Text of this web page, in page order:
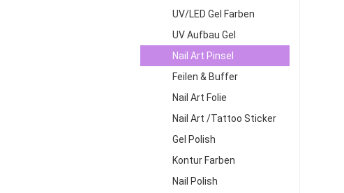
UV/LED Gel Farben
UV Aufbau Gel
Nail Art Pinsel
Feilen & Buffer
Nail Art Folie
Nail Art /Tattoo Sticker
Gel Polish
Kontur Farben
Nail Polish